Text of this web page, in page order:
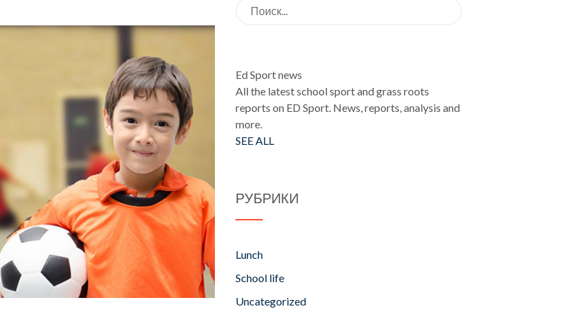
Искать:
Ed Sport news
All the latest school sport and grass roots
reports on ED Sport. News, reports, analysis and
more.
SEE ALL
РУБРИКИ
Lunch
School life
Uncategorized